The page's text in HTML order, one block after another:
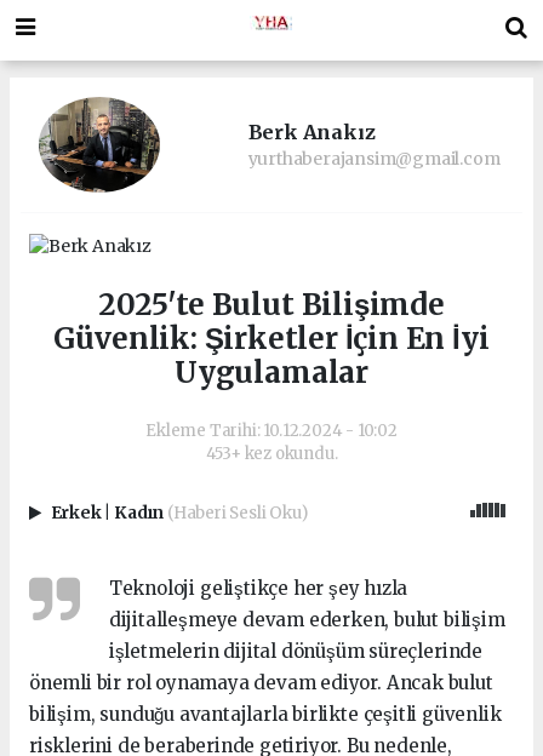
Berk Anakız
yurthaberajansim@gmail.com
2025'te Bulut Bilişimde
Güvenlik: Şirketler İçin En İyi
Uygulamalar
Ekleme Tarihi: 10.12.2024 - 10:02
453+ kez okundu.
Erkek Kadın (Haberi Sesli Oku)
Teknoloji geliştikçe her şey hızla
dijitalleşmeye devam ederken, bulut bilişim
işletmelerin dijital dönüşüm süreçlerinde
önemli bir rol oynamaya devam ediyor. Ancak bulut
bilişim, sunduğu avantajlarla birlikte çeşitli güvenlik
risklerini de beraberinde getiriyor. Bu nedenle,